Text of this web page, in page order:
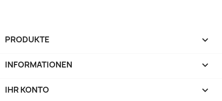
PRODUKTE 
INFORMATIONEN 
IHR KONTO 